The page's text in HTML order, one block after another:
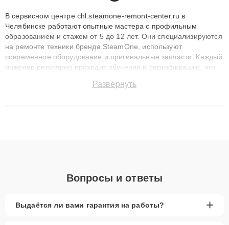
В сервисном центре chl.steamone-remont-center.ru в
Челябинске работают опытные мастера с профильным
образованием и стажем от 5 до 12 лет. Они специализируются
на ремонте техники бренда SteamOne, используют
современное оборудование и оригинальные запчасти. Каждый
инженер регулярно проходит обучение и сертификацию, что
восстанавливать технику с сохранением гарантии до 3 лет.
Развернуть
Вопросы и ответы
Выдаётся ли вами гарантия на работы? +